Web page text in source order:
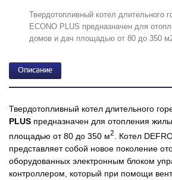
Твердотопливный котел длительного
ECONO PLUS предназначен для
домов и дач площадью от 80 до 350
Описание
Твердотопливный котел длительного
PLUS предназначен для отопления
площадью от 80 до 350 м2
. Котел
представляет собой новое поколение
оборудованных электронным блоком
контроллером, который при помощи